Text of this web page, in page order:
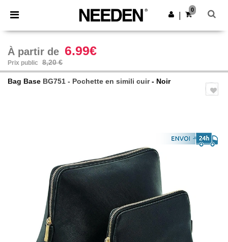
× Appli Needen
Meilleurs prix sur l’app !
Obtenir l'appli
0
À partir de 6.99€
Prix public 8,20 €
Bag Base BG751 - Pochette en simili cuir- Noir